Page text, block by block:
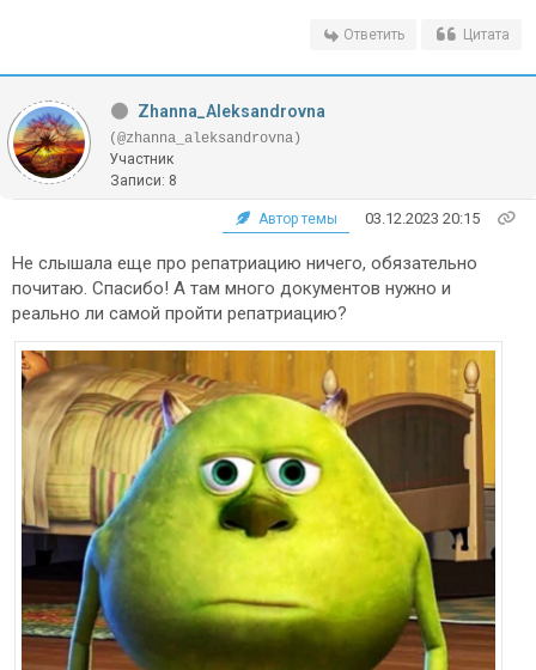
Ответить Цитата
Zhanna_Aleksandrovna
(@zhanna_aleksandrovna)
Участник
Записи: 8
Автор темы 03.12.2023 20:15
Не слышала еще про репатриацию ничего, обязательно
почитаю. Спасибо! А там много документов нужно и
реально ли самой пройти репатриацию?